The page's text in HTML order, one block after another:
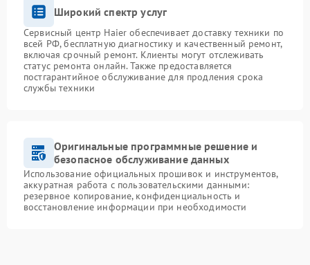
Широкий спектр услуг
Сервисный центр Haier обеспечивает доставку техники по
всей РФ, бесплатную диагностику и качественный ремонт,
включая срочный ремонт. Клиенты могут отслеживать
статус ремонта онлайн. Также предоставляется
постгарантийное обслуживание для продления срока
службы техники
Оригинальные программные решение и
безопасное обслуживание данных
Использование официальных прошивок и инструментов,
аккуратная работа с пользовательскими данными:
резервное копирование, конфиденциальность и
восстановление информации при необходимости